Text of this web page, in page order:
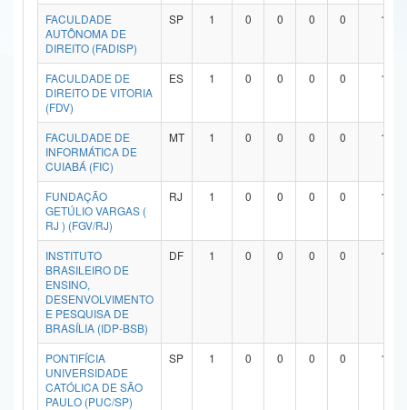
Advocacia-Geral da União
Banco Central do Brasil
FACULDADE
AUTÔNOMA DE
DIREITO (FADISP)
SP 1 0 0 0 0 1
FACULDADE DE
DIREITO DE VITORIA
(FDV)
ES 1 0 0 0 0 1
FACULDADE DE
INFORMÁTICA DE
CUIABÁ (FIC)
MT 1 0 0 0 0 1
FUNDAÇÃO
GETÚLIO VARGAS (
RJ ) (FGV/RJ)
RJ 1 0 0 0 0 1
INSTITUTO
BRASILEIRO DE
ENSINO,
DESENVOLVIMENTO
E PESQUISA DE
BRASÍLIA (IDP-BSB)
DF 1 0 0 0 0 1
PONTIFÍCIA
UNIVERSIDADE
CATÓLICA DE SÃO
PAULO (PUC/SP)
SP 1 0 0 0 0 1